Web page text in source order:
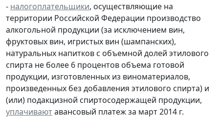
- налогоплательщики, осуществляющие на
территории Российской Федерации производство
алкогольной продукции (за исключением вин,
фруктовых вин, игристых вин (шампанских),
натуральных напитков с объемной долей этилового
спирта не более 6 процентов объема готовой
продукции, изготовленных из виноматериалов,
произведенных без добавления этилового спирта) и
(или) подакцизной спиртосодержащей продукции,
уплачиваютавансовый платеж за март 2014 г.